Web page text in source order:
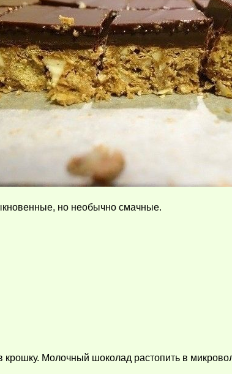
но необычно смачные.
крошку. Молочный шоколад растопить в